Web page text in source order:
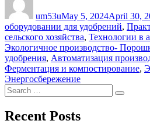
um53uMay 5, 2024April 30,
оборудовании для удобрений,
сельского хозяйства, Технологии в
Экологичное производствоTags
-
удобрения, Автоматизация
Ферментация и компостирование,
Энергосбережение
Search
for:
Search
Recent Posts